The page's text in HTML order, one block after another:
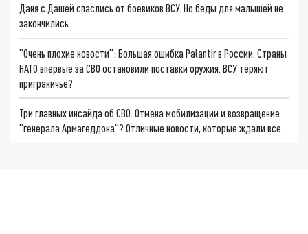
Даня с Дашей спаслись от боевиков ВСУ. Но беды для малышей не
закончились
"Очень плохие новости": Большая ошибка Palantir в России. Страны
НАТО впервые за СВО остановили поставки оружия. ВСУ теряют
приграничье?
Три главных инсайда об СВО. Отмена мобилизации и возвращение
"генерала Армагеддона"? Отличные новости, которые ждали все